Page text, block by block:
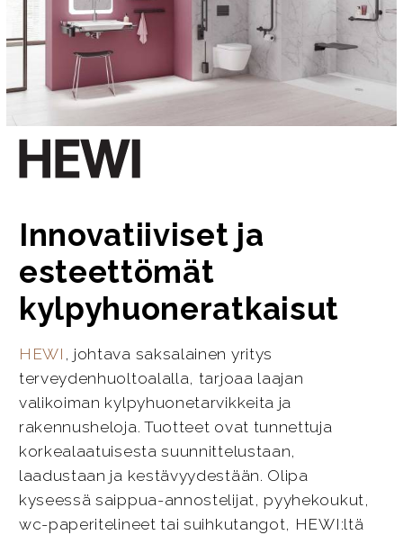
Innovatiiviset ja
esteettömät
kylpyhuoneratkaisut
HEWI , johtava saksalainen yritys
terveydenhuoltoalalla, tarjoaa laajan
valikoiman kylpyhuonetarvikkeita ja
rakennusheloja. Tuotteet ovat tunnettuja
korkealaatuisesta suunnittelustaan,
laadustaan ja kestävyydestään. Olipa
kyseessä saippua-annostelijat, pyyhekoukut,
wc-paperitelineet tai suihkutangot, HEWI:ltä